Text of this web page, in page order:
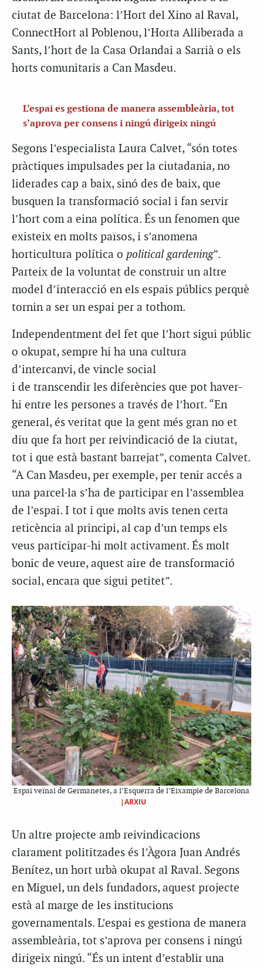
ciutat de Barcelona: l’Hort del Xino al Raval,
ConnectHort al Poblenou, l’Horta Alliberada a
Sants, l’hort de la Casa Orlandai a Sarrià o els
horts comunitaris a Can Masdeu.
L’espai es gestiona de manera assembleària, tot
s’aprova per consens i ningú dirigeix ningú
Segons l’especialista Laura Calvet, “són totes
pràctiques impulsades per la ciutadania, no
liderades cap a baix, sinó des de baix, que
busquen la transformació social i fan servir
l’hort com a eina política. És un fenomen que
existeix en molts països, i s’anomena
horticultura política o political gardening”.
Parteix de la voluntat de construir un altre
model d’interacció en els espais públics perquè
tornin a ser un espai per a tothom.
Independentment del fet que l’hort sigui públic
o okupat, sempre hi ha una cultura
d’intercanvi, de vincle social
i de transcendir les diferències que pot haver-
hi entre les persones a través de l’hort. “En
general, és veritat que la gent més gran no et
diu que fa hort per reivindicació de la ciutat,
tot i que està bastant barrejat”, comenta Calvet.
“A Can Masdeu, per exemple, per tenir accés a
una parcel·la s’ha de participar en l’assemblea
de l’espai. I tot i que molts avis tenen certa
reticència al principi, al cap d’un temps els
veus participar-hi molt activament. És molt
bonic de veure, aquest aire de transformació
social, encara que sigui petitet”.
Espai veïnal de Germanetes, a l’Esquerra de l’Eixample de Barcelona
|ARXIU
Un altre projecte amb reivindicacions
clarament polititzades és l’Àgora Juan Andrés
Benítez, un hort urbà okupat al Raval. Segons
en Miguel, un dels fundadors, aquest projecte
està al marge de les institucions
governamentals. L’espai es gestiona de manera
assembleària, tot s’aprova per consens i ningú
dirigeix ningú. “És un intent d’establir una